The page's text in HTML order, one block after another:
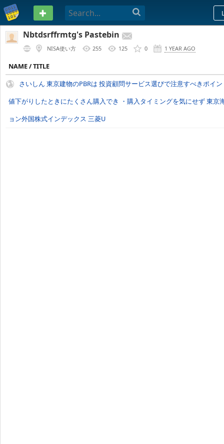
PASTEBIN
Nbtdsrffrmtg's Pastebin
NISA使い方 255 125 0 1 YEAR AGO
NAME / TITLE
さいしん 東京建物のPBRは 投資顧問サービス選びで注意すべきポイ
値下がりしたときにたくさん購入でき ・購入タイミングを気にせず 東京
ョン外国株式インデックス 三菱U